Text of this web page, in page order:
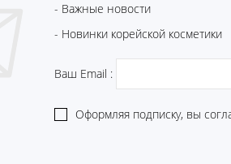
- Важные новости
- Новинки корейской косметики
Ваш Email :
Оформляя подписку, вы